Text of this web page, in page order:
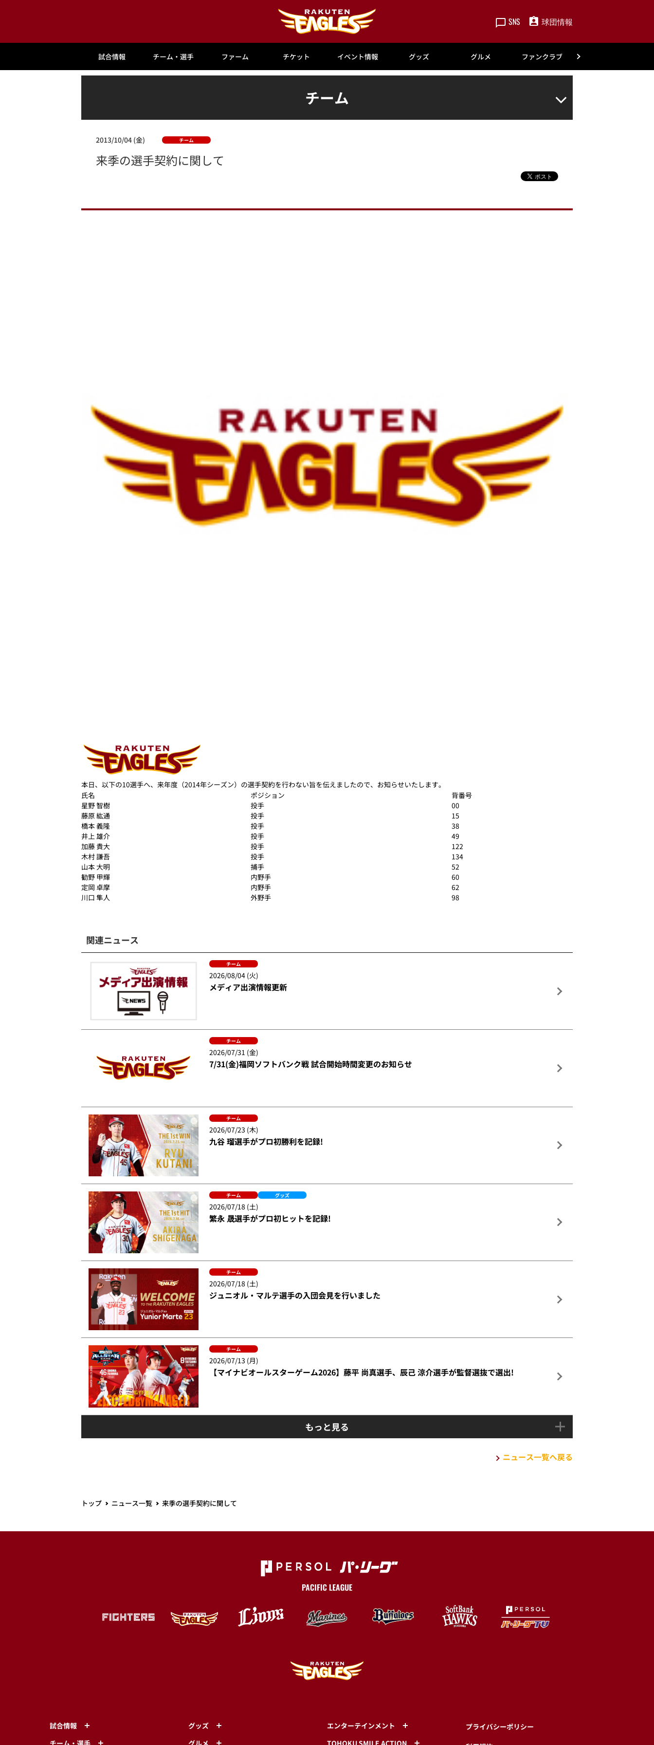
SNS 球団情報
試合情報 チーム・選手 ファーム チケット イベント情報 グッズ グルメ ファンクラブ
チーム
2013/10/04 (金) チーム
来季の選手契約に関して
本日、以下の10選手へ、来年度（2014年シーズン）の選手契約を行わない旨を伝えましたので、お知らせいたします。
氏名
ポジション
背番号
星野 智樹
投手
00
藤原 紘通
投手
15
橋本 義隆
投手
38
井上 雄介
投手
49
加藤 貴大
投手
122
木村 謙吾
投手
134
山本 大明
捕手
52
勧野 甲輝
内野手
60
定岡 卓摩
内野手
62
川口 隼人
外野手 98
関連ニュース
チーム
2026/08/04 (火)
メディア出演情報更新
チーム
2026/07/31 (金)
7/31(金)福岡ソフトバンク戦 試合開始時間変更のお知らせ
チーム
2026/07/23 (木)
九谷 瑠選手がプロ初勝利を記録!
チーム グッズ
2026/07/18 (土)
繁永 晟選手がプロ初ヒットを記録!
チーム
2026/07/18 (土)
ジュニオル・マルテ選手の入団会見を行いました
チーム
2026/07/13 (月)
【マイナビオールスターゲーム2026】藤平 尚真選手、辰己 涼介選手が監督選抜で選出!
もっと見る
ニュース一覧へ戻る
トップ ニュース一覧 来季の選手契約に関して
PACIFIC LEAGUE
試合情報
チーム・選手
グッズ
グルメ
エンターテインメント
TOHOKU SMILE ACTION
プライバシーポリシー